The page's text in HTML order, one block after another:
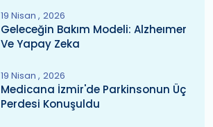
19 Nisan 2026
Geleceğin Bakım Modeli: Alzheımer
Ve Yapay Zeka
19 Nisan 2026
Medicana İzmir'de Parkinsonun Üç
Perdesi Konuşuldu